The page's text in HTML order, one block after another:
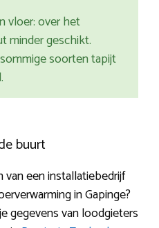
vloer: over het
minder geschikt.
soorten tapijt
buurt
een installatiebedrijf
in Gapinge?
gegevens van loodgieters